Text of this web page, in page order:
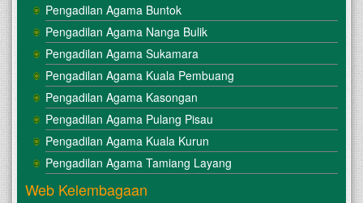
Pengadilan Agama Buntok
Pengadilan Agama Nanga Bulik
Pengadilan Agama Sukamara
Pengadilan Agama Kuala Pembuang
Pengadilan Agama Kasongan
Pengadilan Agama Pulang Pisau
Pengadilan Agama Kuala Kurun
Pengadilan Agama Tamiang Layang
Web Kelembagaan